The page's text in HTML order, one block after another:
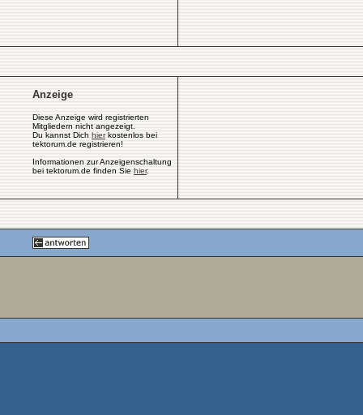
Anzeige
Diese Anzeige wird registrierten
Mitgliedern nicht angezeigt.
Du kannst Dich hierkostenlos bei
tektorum.de registrieren!
Informationen zur Anzeigenschaltung
bei tektorum.de finden Sie hier.